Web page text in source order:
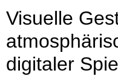
Visuelle
digitaler